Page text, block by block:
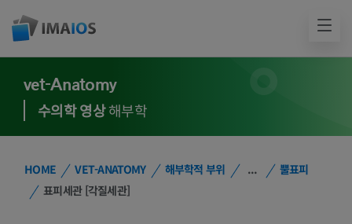
vet-Anatomy
수의학 영상해부학
HOME VET-ANATOMY 해부학적 부위 ...
뿔표피
표피세관 [각질세관]